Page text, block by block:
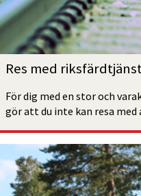
Res med
För dig med en stor och
gör att du inte kan resa